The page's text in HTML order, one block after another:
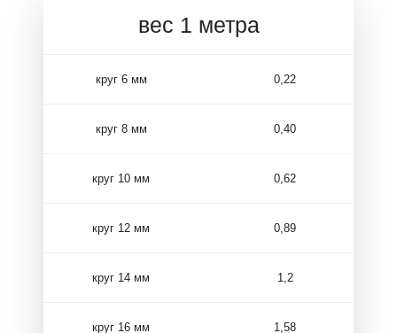
вес 1 метра
круг 6 мм 0,22
круг 8 мм 0,40
круг 10 мм 0,62
круг 12 мм 0,89
круг 14 мм 1,2
круг 16 мм 1,58